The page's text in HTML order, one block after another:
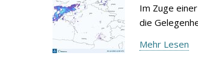
Im Zuge
die
Mehr Lesen